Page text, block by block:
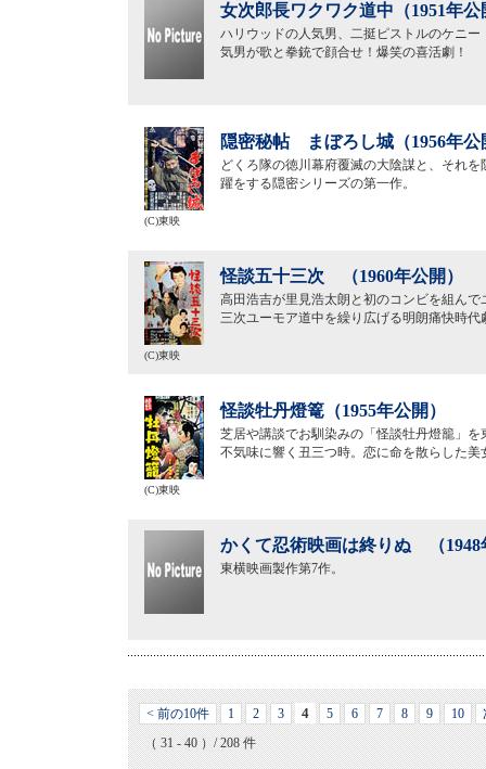
女次郎長ワクワク道中（1951年公
ハリウッドの人気男、二挺ピストルのケニ
気男が歌と拳銃で顔合せ！爆笑の喜活劇！
隠密秘帖 まぼろし城（1956年公
どくろ隊の徳川幕府覆滅の大陰謀と、それ
躍をする隠密シリーズの第一作。
(C)東映
怪談五十三次 （1960年公開）
高田浩吉が里見浩太朗と初のコンビを組ん
三次ユーモア道中を繰り広げる明朗痛快時代
(C)東映
怪談牡丹燈篭（1955年公開）
芝居や講談でお馴染みの「怪談牡丹燈籠」
不気味に響く丑三つ時。恋に命を散らした
(C)東映
かくて忍術映画は終りぬ （1948
東横映画製作第7作。
< 前の10件 1 2 3 4 5 6 7 8 9 10
（ 31 - 40 ）/ 208 件